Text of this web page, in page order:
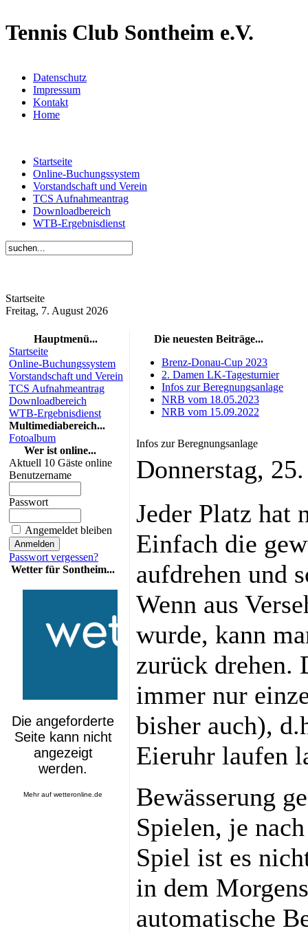
Tennis Club Sontheim e.V.
Datenschutz
Impressum
Kontakt
Home
Startseite
Online-Buchungssystem
Vorstandschaft und Verein
TCS Aufnahmeantrag
Downloadbereich
WTB-Ergebnisdienst
Startseite
Freitag, 7. August 2026
Hauptmenü...
Startseite
Online-Buchungssystem
Vorstandschaft und Verein
TCS Aufnahmeantrag
Downloadbereich
WTB-Ergebnisdienst
Multimediabereich...
Fotoalbum
Wer ist online...
Aktuell 10 Gäste online
Benutzername
Passwort
Angemeldet bleiben
Passwort vergessen?
Wetter für Sontheim...
Mehr aufwetteronline.de
Die neuesten Beiträge...
Brenz-Donau-Cup 2023
2. Damen LK-Tagesturnier
Infos zur Beregnungsanlage
NRB vom 18.05.2023
NRB vom 15.09.2022
Infos zur Beregnungsanlage
Donnerstag,
Jeder Platz hat
Einfach die
aufdrehen und
Wenn aus
wurde, kann
zurück drehen.
immer nur
bisher auch),
Eieruhr laufen
Bewässerung
Spielen, je
Spiel ist es
in dem
automatische